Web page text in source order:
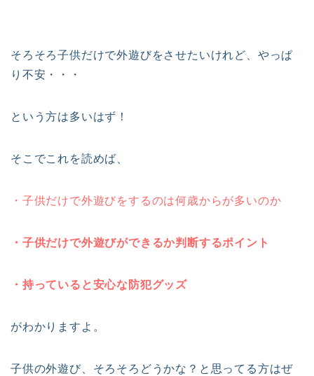
そろそろ子供だけで外遊びをさせたいけれど、やっぱ
り不安・・・
という方は多いはず！
そこでこれを読めば、
・子供だけで外遊びをするのは何歳からが多いのか
・子供だけで外遊びができるか判断するポイント
・持っていると安心な防犯グッズ
がわかりますよ。
子供の外遊び、そろそろどうかな？と思ってる方はぜ